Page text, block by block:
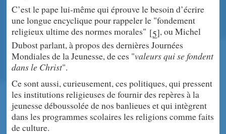
C’est le pape lui-même qui éprouve le besoin d’écrire
une longue encyclique pour rappeler le "fondement
religieux ultime des normes morales" [5], ou Michel
Dubost parlant, à propos des dernières Journées
Mondiales de la Jeunesse, de ces "valeurs qui se fondent
dans le Christ".
Ce sont aussi, curieusement, ces politiques, qui pressent
les institutions religieuses de fournir des repères à la
jeunesse déboussolée de nos banlieues et qui intègrent
dans les programmes scolaires les religions comme faits
de culture.